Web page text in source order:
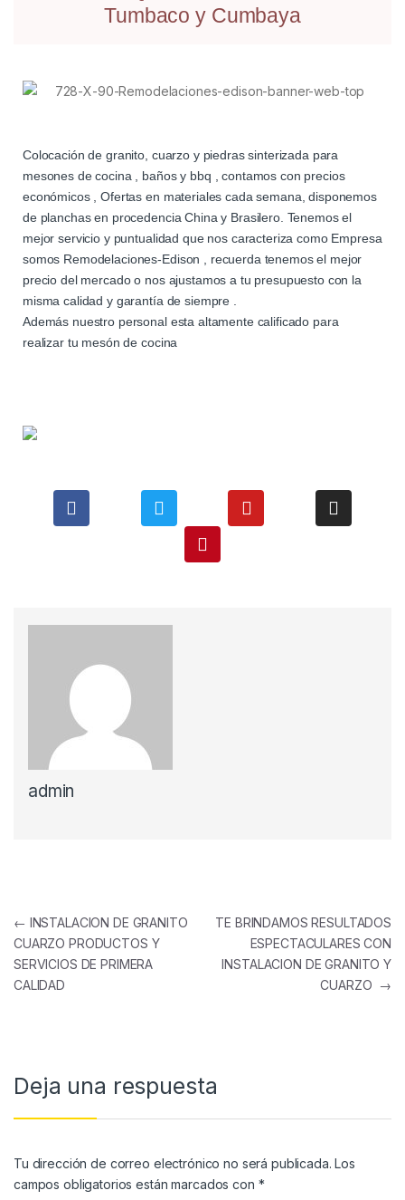
Tumbaco y Cumbaya
Colocación de granito, cuarzo y piedras sinterizada para
mesones de cocina , baños y bbq , contamos con precios
económicos , Ofertas en materiales cada semana, disponemos
de planchas en procedencia China y Brasilero. Tenemos el
mejor servicio y puntualidad que nos caracteriza como Empresa
somos Remodelaciones-Edison , recuerda tenemos el mejor
precio del mercado o nos ajustamos a tu presupuesto con la
misma calidad y garantía de siempre .
Además nuestro personal esta altamente calificado para
realizar tu mesón de cocina
admin
← INSTALACION DE GRANITO
CUARZO PRODUCTOS Y
SERVICIOS DE PRIMERA
CALIDAD
TE BRINDAMOS RESULTADOS
ESPECTACULARES CON
INSTALACION DE GRANITO Y
CUARZO →
Deja una respuesta
Tu dirección de correo electrónico no será publicada. Los
campos obligatorios están marcados con *